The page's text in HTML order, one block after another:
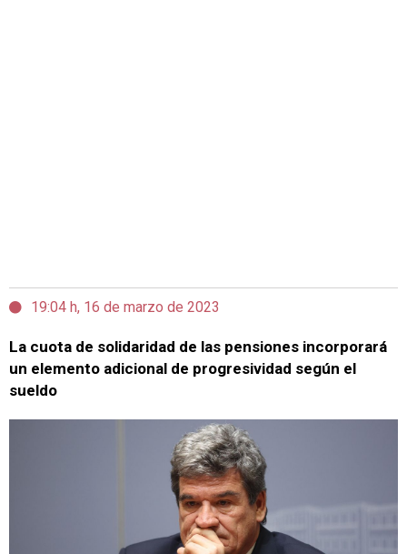
19:04 h, 16 de marzo de 2023
La cuota de solidaridad de las pensiones incorporará
un elemento adicional de progresividad según el
sueldo